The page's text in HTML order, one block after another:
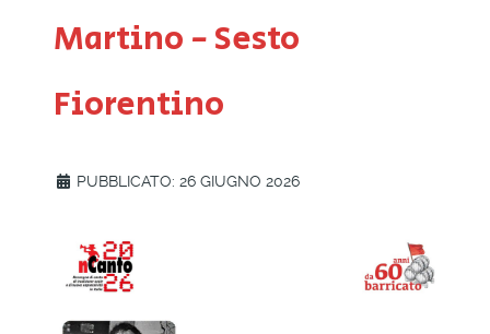
Martino - Sesto
Fiorentino
PUBBLICATO: 26 GIUGNO 2026